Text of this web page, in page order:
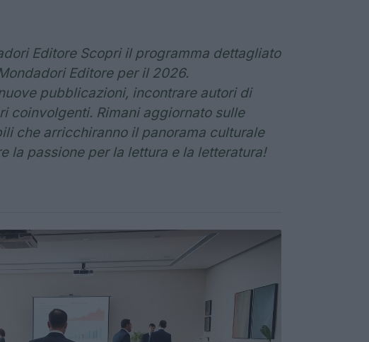
Editore Scopri il programma dettagliato
Editore per il 2026.
pubblicazioni, incontrare autori di
coinvolgenti. Rimani aggiornato sulle
che arricchiranno il panorama culturale
la passione per la lettura e la letteratura!